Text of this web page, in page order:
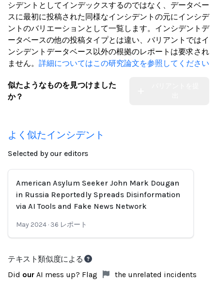
シデントとしてインデックスするのではなく、データベー
スに最初に投稿された同様なインシデントの元にインシデ
ントのバリエーションとして一覧します。インシデントデ
ータベースの他の投稿タイプとは違い、バリアントではイ
ンシデントデータベース以外の根拠のレポートは要求され
ません。 詳細についてはこの研究論文を参照してください
似たようなものを見つけました
か？
よく似たインシデント
Selected by our editors
American Asylum Seeker John Mark Dougan
in Russia Reportedly Spreads Disinformation
via AI Tools and Fake News Network
May 2024 · 36 レポート
テキスト類似度による
Did our AI mess up? Flag the unrelated incidents